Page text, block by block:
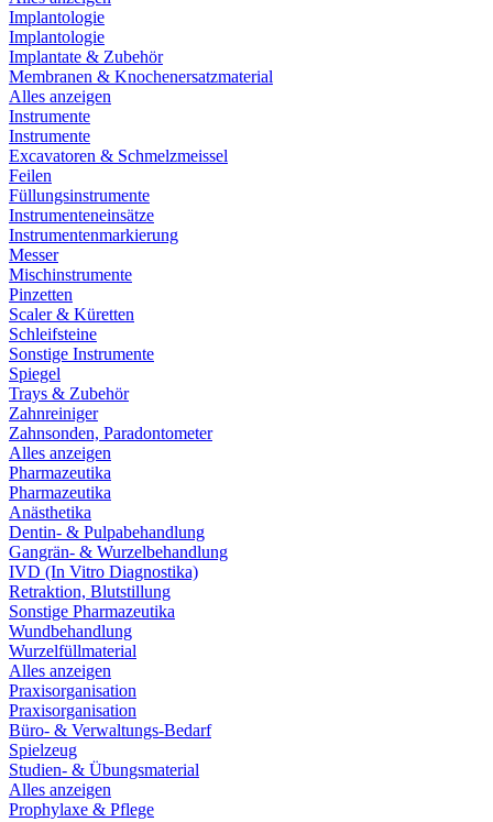
Implantologie
Implantologie
Implantate & Zubehör
Membranen & Knochenersatzmaterial
Alles anzeigen
Instrumente
Instrumente
Excavatoren & Schmelzmeissel
Feilen
Füllungsinstrumente
Instrumenteneinsätze
Instrumentenmarkierung
Messer
Mischinstrumente
Pinzetten
Scaler & Küretten
Schleifsteine
Sonstige Instrumente
Spiegel
Trays & Zubehör
Zahnreiniger
Zahnsonden, Paradontometer
Alles anzeigen
Pharmazeutika
Pharmazeutika
Anästhetika
Dentin- & Pulpabehandlung
Gangrän- & Wurzelbehandlung
IVD (In Vitro Diagnostika)
Retraktion, Blutstillung
Sonstige Pharmazeutika
Wundbehandlung
Wurzelfüllmaterial
Alles anzeigen
Praxisorganisation
Praxisorganisation
Büro- & Verwaltungs-Bedarf
Spielzeug
Studien- & Übungsmaterial
Alles anzeigen
Prophylaxe & Pflege